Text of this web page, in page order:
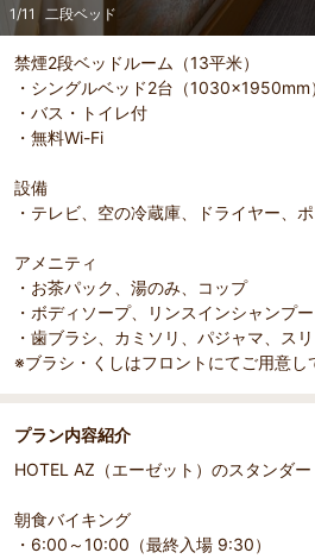
1/11 二段ベッド
禁煙2段ベッドルーム（13平米）
・シングルベッド2台（1030×1950mm
・バス・トイレ付
・無料Wi-Fi
設備
・テレビ、空の冷蔵庫、ドライヤー、ポ
アメニティ
・お茶パック、湯のみ、コップ
・ボディソープ、リンスインシャンプー
・歯ブラシ、カミソリ、パジャマ、ス
※ブラシ・くしはフロントにてご用意し
プラン内容紹介
HOTEL AZ（エーゼット）のスタンダー
朝食バイキング
・6:00～10:00（最終入場 9:30）
部屋詳細
Pr
ou
s